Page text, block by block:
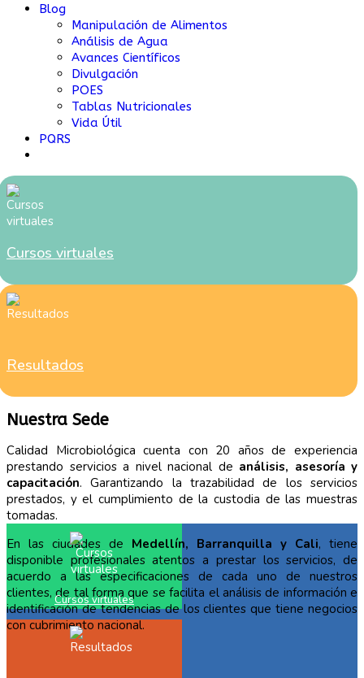
Blog
Manipulación de Alimentos
Análisis de Agua
Avances Científicos
Divulgación
POES
Tablas Nutricionales
Vida Útil
PQRS
Cursos virtuales
Resultados
Nuestra Sede
Calidad Microbiológica cuenta con 20 años de experiencia
prestando servicios a nivel nacional de análisis, asesoría y
capacitación. Garantizando la trazabilidad de los servicios
prestados, y el cumplimiento de la custodia de las muestras
tomadas.
En las ciudades de Medellín, Barranquilla y Cali, tiene
disponible profesionales atentos a prestar los servicios, de
acuerdo a las especificaciones de cada uno de nuestros
clientes, de tal forma que se facilita el análisis de información e
identificación de tendencias de los clientes que tiene negocios
con cubrimiento nacional.
Cursos virtuales